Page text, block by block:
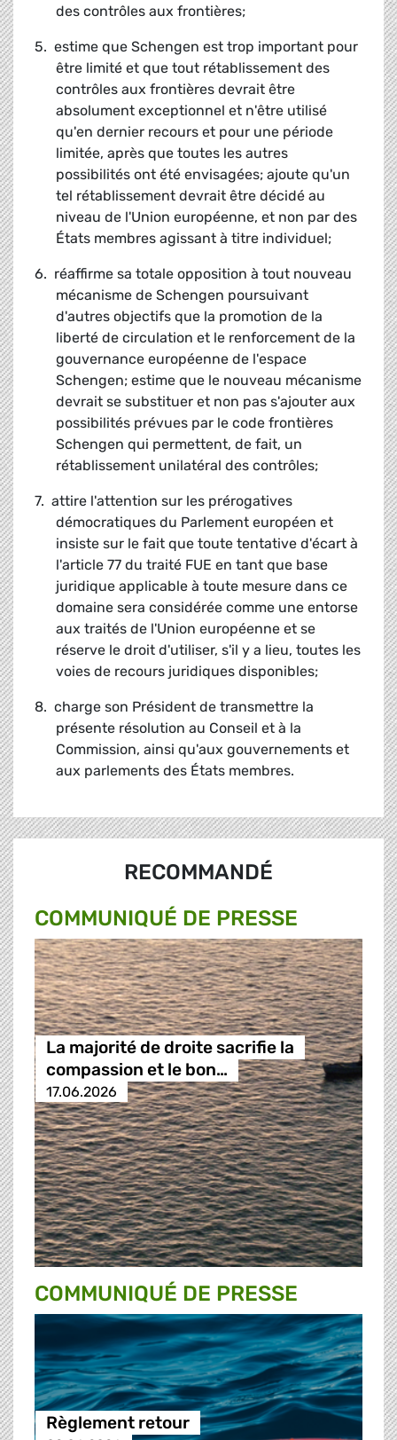
des contrôles aux frontières;
5. estime que Schengen est trop important pour
être limité et que tout rétablissement des
contrôles aux frontières devrait être
absolument exceptionnel et n'être utilisé
qu'en dernier recours et pour une période
limitée, après que toutes les autres
possibilités ont été envisagées; ajoute qu'un
tel rétablissement devrait être décidé au
niveau de l'Union européenne, et non par des
États membres agissant à titre individuel;
6. réaffirme sa totale opposition à tout nouveau
mécanisme de Schengen poursuivant
d'autres objectifs que la promotion de la
liberté de circulation et le renforcement de la
gouvernance européenne de l'espace
Schengen; estime que le nouveau mécanisme
devrait se substituer et non pas s'ajouter aux
possibilités prévues par le code frontières
Schengen qui permettent, de fait, un
rétablissement unilatéral des contrôles;
7. attire l'attention sur les prérogatives
démocratiques du Parlement européen et
insiste sur le fait que toute tentative d'écart à
l'article 77 du traité FUE en tant que base
juridique applicable à toute mesure dans ce
domaine sera considérée comme une entorse
aux traités de l'Union européenne et se
réserve le droit d'utiliser, s'il y a lieu, toutes les
voies de recours juridiques disponibles;
8. charge son Président de transmettre la
présente résolution au Conseil et à la
Commission, ainsi qu'aux gouvernements et
aux parlements des États membres.
RECOMMANDÉ
COMMUNIQUÉ DE PRESSE
La majorité de droite sacrifie la
compassion et le bon…
17.06.2026
COMMUNIQUÉ DE PRESSE
Règlement retour